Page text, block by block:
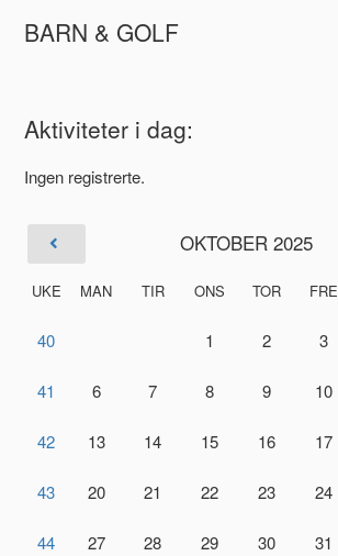
BARN & GOLF
Aktiviteter i dag:
Ingen registrerte.
OKTOBER 2025
UKE MAN TIR ONS TOR FRE
40 1 2 3
41 6 7 8 9 10
42 13 14 15 16 17
43 20 21 22 23 24
44 27 28 29 30 31